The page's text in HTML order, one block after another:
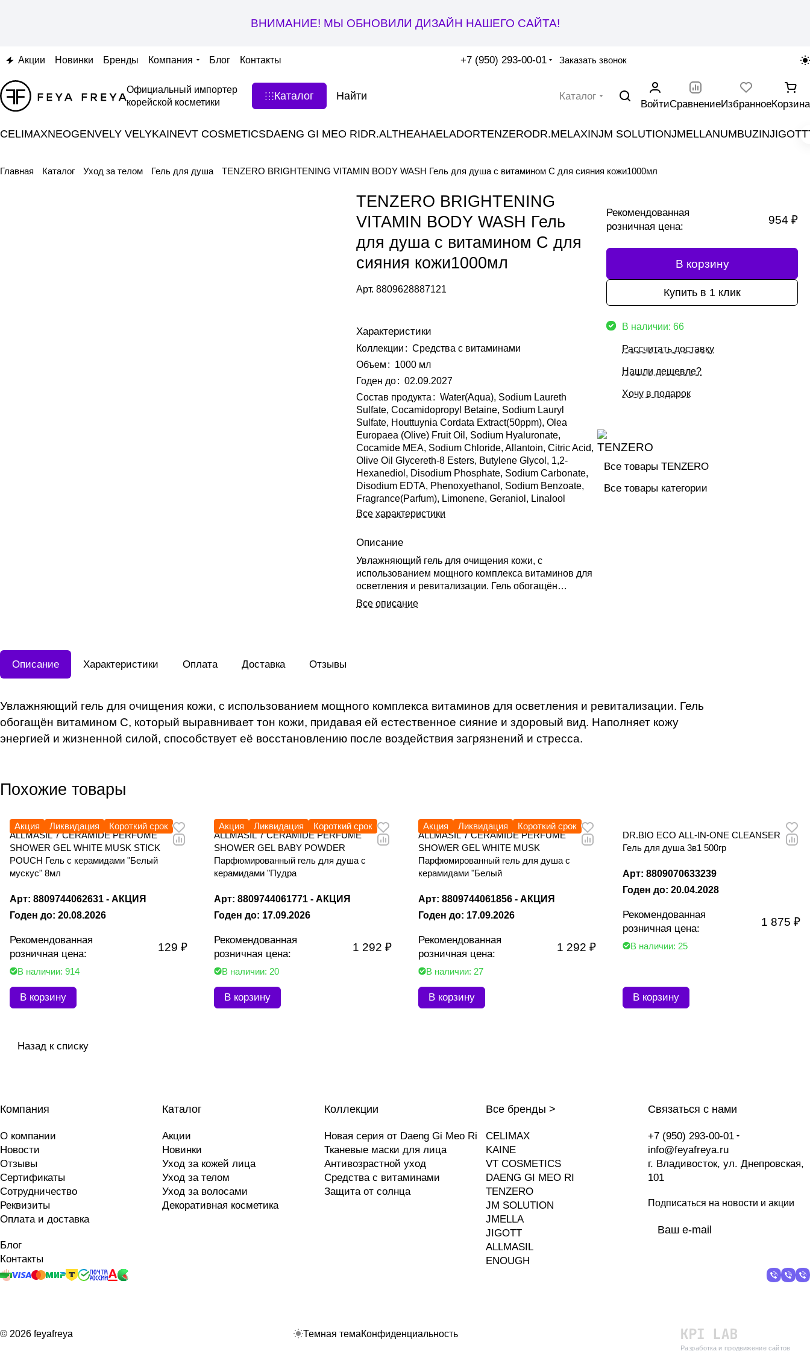
ВНИМАНИЕ! МЫ ОБНОВИЛИ ДИЗАЙН НАШЕГО САЙТА!
Акции Новинки Бренды Компания Блог Контакты +7 (950) 293-00-01 Заказать звонок
Официальный импортер
корейской косметики
Каталог Каталог
ВойтиСравнениеИзбранноеКорзина
CELIMAXNEOGENVELY VELYKAINEVT COSMETICSDAENG GI MEO RIDR.ALTHEAHAELADORTENZERODR.MELAXINJM SOLUTIONJMELLANUMBUZINJIGOTT
Главная Каталог Уход за телом Гель для душа TENZERO BRIGHTENING VITAMIN BODY WASH Гель для душа с витамином С для сияния кожи1000мл
TENZERO BRIGHTENING
VITAMIN BODY WASH Гель
для душа с витамином С для
сияния кожи1000мл
Арт.8809628887121
Характеристики
Коллекции : Средства с витаминами
Объем : 1000 мл
Годен до: 02.09.2027
Состав продукта : Water(Aqua), Sodium Laureth
Sulfate, Cocamidopropyl Betaine, Sodium Lauryl
Sulfate, Houttuynia Cordata Extract(50ppm), Olea
Europaea (Olive) Fruit Oil, Sodium Hyaluronate,
Cocamide MEA, Sodium Chloride, Allantoin, Citric Acid,
Olive Oil Glycereth-8 Esters, Butylene Glycol, 1,2-
Hexanediol, Disodium Phosphate, Sodium Carbonate,
Disodium EDTA, Phenoxyethanol, Sodium Benzoate,
Fragrance(Parfum), Limonene, Geraniol, Linalool
Все характеристики
Описание
Увлажняющий гель для очищения кожи, с
использованием мощного комплекса витаминов для
осветления и ревитализации. Гель обогащён
витамином С, который выравнивает тон кожи,
придавая ей естественное сияние и здоровый вид.
Все описание
Рекомендованная
розничная цена:
954 ₽
В корзину
Купить в 1 клик
В наличии: 66
Рассчитать доставку
Нашли дешевле?
Хочу в подарок
Все товары TENZERO
Все товары категории
Описание Характеристики Оплата Доставка Отзывы
Увлажняющий гель для очищения кожи, с использованием мощного комплекса витаминов для осветления и ревитализации. Гель
обогащён витамином С, который выравнивает тон кожи, придавая ей естественное сияние и здоровый вид. Наполняет кожу
энергией и жизненной силой, способствует её восстановлению после воздействия загрязнений и стресса.
Похожие товары
Акция Ликвидация
Короткий срок
ALLMASIL 7 CERAMIDE PERFUME
SHOWER GEL WHITE MUSK STICK
POUCH Гель с керамидами "Белый
мускус" 8мл
Арт: 8809744062631 - АКЦИЯ
Годен до: 20.08.2026
Рекомендованная
розничная цена:
129 ₽
В наличии: 914
В корзину
Акция Ликвидация
Короткий срок
ALLMASIL 7 CERAMIDE PERFUME
SHOWER GEL BABY POWDER
Парфюмированный гель для душа с
керамидами "Пудра
Арт: 8809744061771 - АКЦИЯ
Годен до: 17.09.2026
Рекомендованная
розничная цена:
1 292 ₽
В наличии: 20
В корзину
Акция Ликвидация
Короткий срок
ALLMASIL 7 CERAMIDE PERFUME
SHOWER GEL WHITE MUSK
Парфюмированный гель для душа с
керамидами "Белый
Арт: 8809744061856 - АКЦИЯ
Годен до: 17.09.2026
Рекомендованная
розничная цена:
1 292 ₽
В наличии: 27
В корзину
DR.BIO ECO ALL-IN-ONE CLEANSER
Гель для душа 3в1 500гр
Арт: 8809070633239
Годен до: 20.04.2028
Рекомендованная
розничная цена:
1 875 ₽
В наличии: 25
В корзину
Назад к списку
Каталог
Акции
Новинки
Уход за кожей лица
Уход за телом
Уход за волосами
Декоративная косметика
Компания
О компании
Новости
Отзывы
Сертификаты
Сотрудничество
Реквизиты
Оплата и доставка
Блог
Контакты
Коллекции
Новая серия от Daeng Gi Meo Ri
Тканевые маски для лица
Антивозрастной уход
Средства с витаминами
Защита от солнца
Все бренды >
CELIMAX
KAINE
VT COSMETICS
DAENG GI MEO RI
TENZERO
JM SOLUTION
JMELLA
JIGOTT
ALLMASIL
ENOUGH
Связаться с нами
+7 (950) 293-00-01
info@feyafreya.ru
г. Владивосток, ул. Днепровская,
101
Подписаться на новости и акции
© 2026 feyafreya Темная темаКонфиденциальность
Разработка и продвижение сайтов